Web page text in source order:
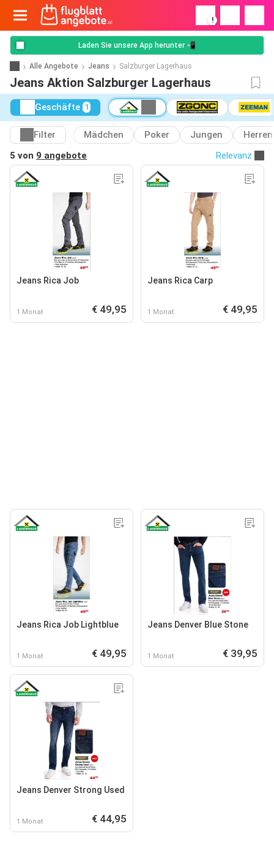
!
Laden Sie unsere App herunter 📲
Alle Angebote Jeans Salzburger Lagerhaus
Jeans Aktion Salzburger Lagerhaus
Geschäfte 1
Filter Mädchen Poker Jungen
Herren
5 von 9 angebote Relevanz
Jeans Rica Job
1 Monat € 49,95
Jeans Rica Carp
1 Monat € 49,95
Jeans Rica Job Lightblue
1 Monat € 49,95
Jeans Denver Blue Stone
1 Monat € 39,95
Jeans Denver Strong Used
1 Monat € 44,95